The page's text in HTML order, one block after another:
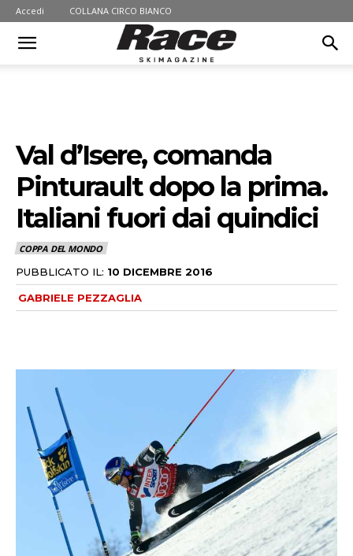
Accedi COLLANA CIRCO BIANCO
Val d’Isere, comanda
Pinturault dopo la prima.
Italiani fuori dai quindici
COPPA DEL MONDO
PUBBLICATO IL: 10 DICEMBRE 2016
GABRIELE PEZZAGLIA